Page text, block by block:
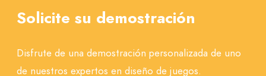
Solicite su demostración
Disfrute de una demostración personalizada de uno
de nuestros expertos en diseño de juegos.